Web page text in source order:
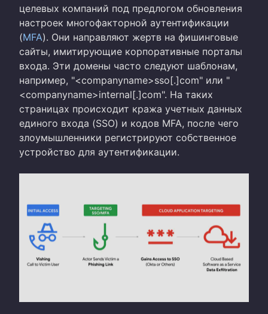
целевых компаний под предлогом обновления
настроек многофакторной аутентификации
(MFA). Они направляют жертв на фишинговые
сайты, имитирующие корпоративные порталы
входа. Эти домены часто следуют шаблонам,
например, "<companyname>sso[.]com" или "
<companyname>internal[.]com". На таких
страницах происходит кража учетных данных
единого входа (SSO) и кодов MFA, после чего
злоумышленники регистрируют собственное
устройство для аутентификации.